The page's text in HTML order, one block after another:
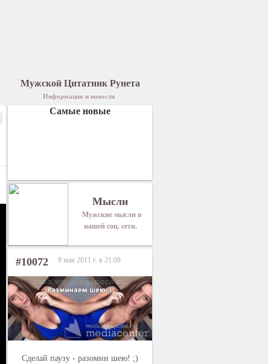
Мужской Цитатник Рунета
Информация и новости
Самые новые
Мысли
Мужские мысли в
нашей соц. сети.
#10072 9 мая 2011 г. в 21:08
Сделай паузу - разомни шею! ;)